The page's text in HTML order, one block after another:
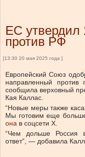
ЕС утвердил
против РФ
[13:30 20 мая 2025 года ]
Европейский Союз
направленный против
сообщила верховный
Кая Каллас.
“Новые меры также
Мы готовим еще
она в соцсети X.
“Чем дольше Россия
ответ”, — добавила